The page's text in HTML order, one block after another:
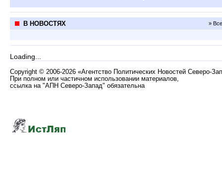
В НОВОСТЯХ »
Loading...
Copyright © 2006-2026 «Агентство Политических Новостей Северо-
При полном или частичном использовании материалов,
ссылка на "АПН Северо-Запад" обязательна